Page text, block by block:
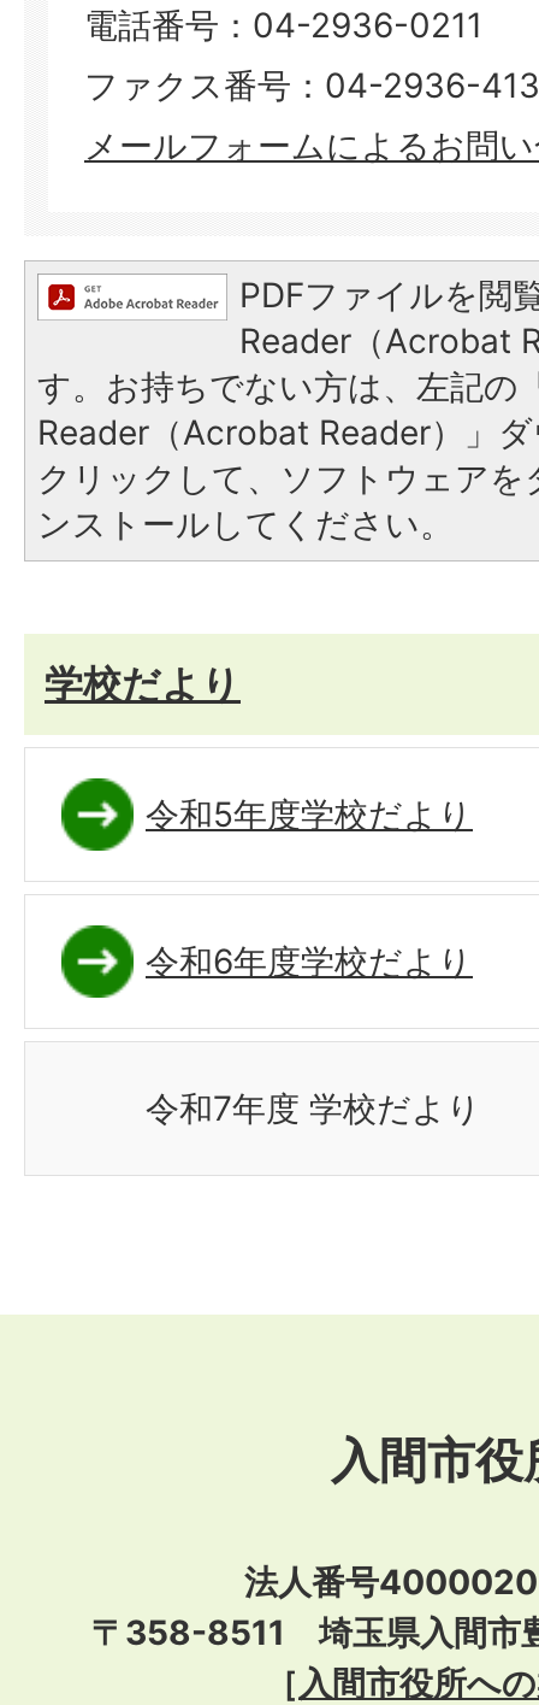
電話番号：04-2936-0211
ファクス番号：04-2936-
メールフォームによるお問
PDFファイルを閲
Reader（Acrobat
す。お持ちでない方は、左記の
Reader（Acrobat Reader）」
クリックして、ソフトウェア
ンストールしてください。
学校だより
令和5年度学校だより
令和6年度学校だより
令和7年度 学校だより
入間市役
法人番号
〒358-8511 埼玉県入間市
［入間市役所へ